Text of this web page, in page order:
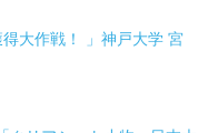
大作戦！ 」神戸大学 宮